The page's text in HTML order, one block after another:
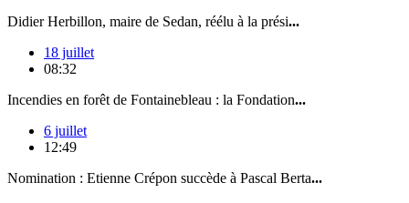
Didier Herbillon, maire de Sedan, réélu à la prési...
18 juillet
08:32
Incendies en forêt de Fontainebleau : la Fondation...
6 juillet
12:49
Nomination : Etienne Crépon succède à Pascal Berta...